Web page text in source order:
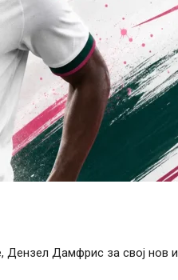
Дамфрис за свој нов